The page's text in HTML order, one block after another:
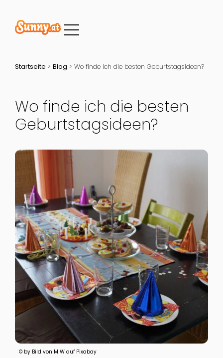
Startseite > Blog > Wo finde ich die besten Geburtstagsideen?
Wo finde ich die besten
Geburtstagsideen?
© by Bild von M W auf Pixabay